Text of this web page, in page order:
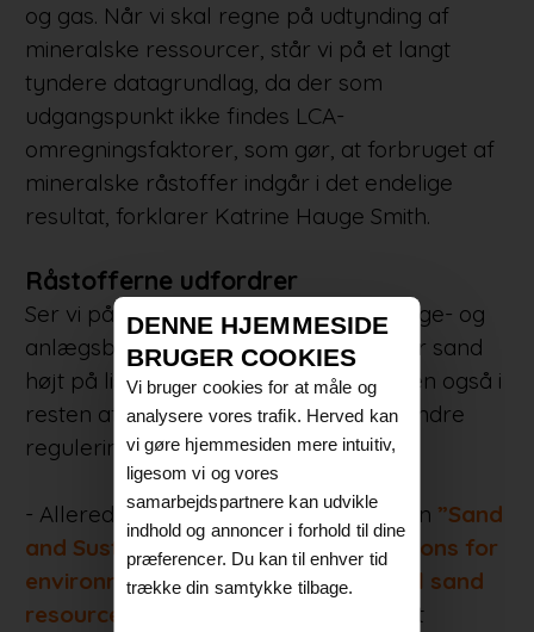
og gas. Når vi skal regne på udtynding af
mineralske ressourcer, står vi på et langt
tyndere datagrundlag, da der som
udgangspunkt ikke findes LCA-
omregningsfaktorer, som gør, at forbruget af
mineralske råstoffer indgår i det endelige
resultat, forklarer Katrine Hauge Smith.
Råstofferne udfordrer
Ser vi på de vigtige råstoffer, som bygge- og
anlægsbranchen er afhængige af, står sand
højt på listen. Ikke bare i Danmark, men også i
resten af verden, hvor der er langt mindre
regulering end i Danmark.
- Allerede i 2019 har FN med rapporten ”Sand
and Sustainability: Finding new solutions for
environmental governance of global sand
resources”,
sat fokus på, at sand er et
DENNE HJEMMESIDE
BRUGER COOKIES
Vi bruger cookies for at måle og
analysere vores trafik. Herved kan
vi gøre hjemmesiden mere intuitiv,
ligesom vi og vores
samarbejdspartnere kan udvikle
indhold og annoncer i forhold til dine
præferencer. Du kan til enhver tid
trække din samtykke tilbage.